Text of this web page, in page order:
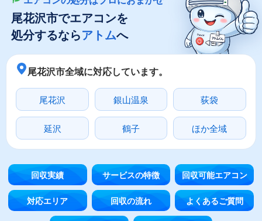
尾花沢市でエアコンを
処分するならアトムへ
尾花沢市全域に対応しています。
尾花沢 銀山温泉 荻袋
延沢 鶴子 ほか全域
回収実績 サービスの特徴 回収可能エアコン
対応エリア 回収の流れ よくあるご質問